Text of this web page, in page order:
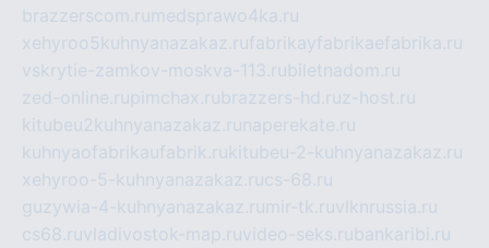
brazzerscom.ru medsprawo4ka.ru
xehyroo5kuhnyanazakaz.rufabrikayfabrikaefabrika.ru
vskrytie-zamkov-moskva-113.rubiletnadom.ru
zed-online.rupimchax.rubrazzers-hd.ruz-host.ru
kitubeu2kuhnyanazakaz.ru naperekate.ru
kuhnyaofabrikaufabrik.rukitubeu-2-kuhnyanazakaz.ru
xehyroo-5-kuhnyanazakaz.rucs-68.ru
guzywia-4-kuhnyanazakaz.ru mir-tk.ruvlknrussia.ru
cs68.ruvladivostok-map.ruvideo-seks.rubankaribi.ru